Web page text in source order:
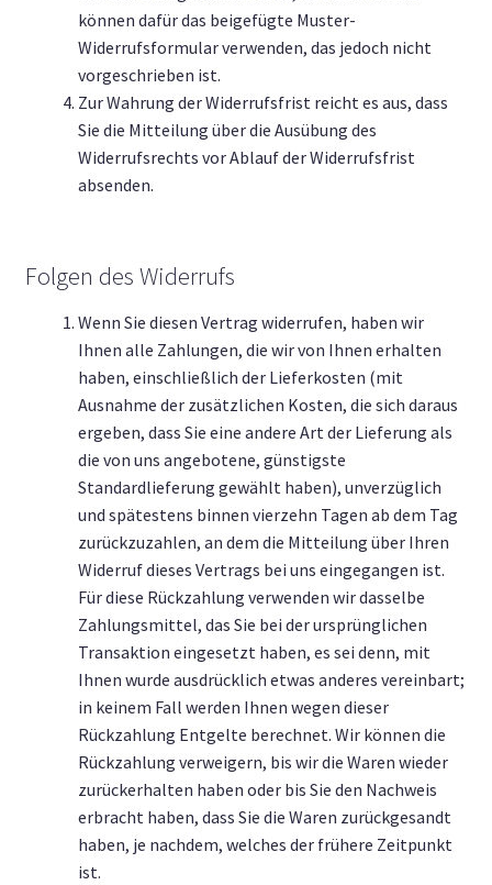
können dafür das beigefügte Muster-
Widerrufsformular verwenden, das jedoch nicht
vorgeschrieben ist.
Zur Wahrung der Widerrufsfrist reicht es aus, dass
Sie die Mitteilung über die Ausübung des
Widerrufsrechts vor Ablauf der Widerrufsfrist
absenden.
Folgen des Widerrufs
Wenn Sie diesen Vertrag widerrufen, haben wir
Ihnen alle Zahlungen, die wir von Ihnen erhalten
haben, einschließlich der Lieferkosten (mit
Ausnahme der zusätzlichen Kosten, die sich daraus
ergeben, dass Sie eine andere Art der Lieferung als
die von uns angebotene, günstigste
Standardlieferung gewählt haben), unverzüglich
und spätestens binnen vierzehn Tagen ab dem Tag
zurückzuzahlen, an dem die Mitteilung über Ihren
Widerruf dieses Vertrags bei uns eingegangen ist.
Für diese Rückzahlung verwenden wir dasselbe
Zahlungsmittel, das Sie bei der ursprünglichen
Transaktion eingesetzt haben, es sei denn, mit
Ihnen wurde ausdrücklich etwas anderes vereinbart;
in keinem Fall werden Ihnen wegen dieser
Rückzahlung Entgelte berechnet. Wir können die
Rückzahlung verweigern, bis wir die Waren wieder
zurückerhalten haben oder bis Sie den Nachweis
erbracht haben, dass Sie die Waren zurückgesandt
haben, je nachdem, welches der frühere Zeitpunkt
ist.